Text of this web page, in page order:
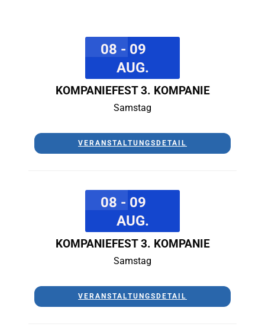
08 - 09
AUG.
KOMPANIEFEST 3. KOMPANIE
Samstag
VERANSTALTUNGSDETAIL
08 - 09
AUG.
KOMPANIEFEST 3. KOMPANIE
Samstag
VERANSTALTUNGSDETAIL